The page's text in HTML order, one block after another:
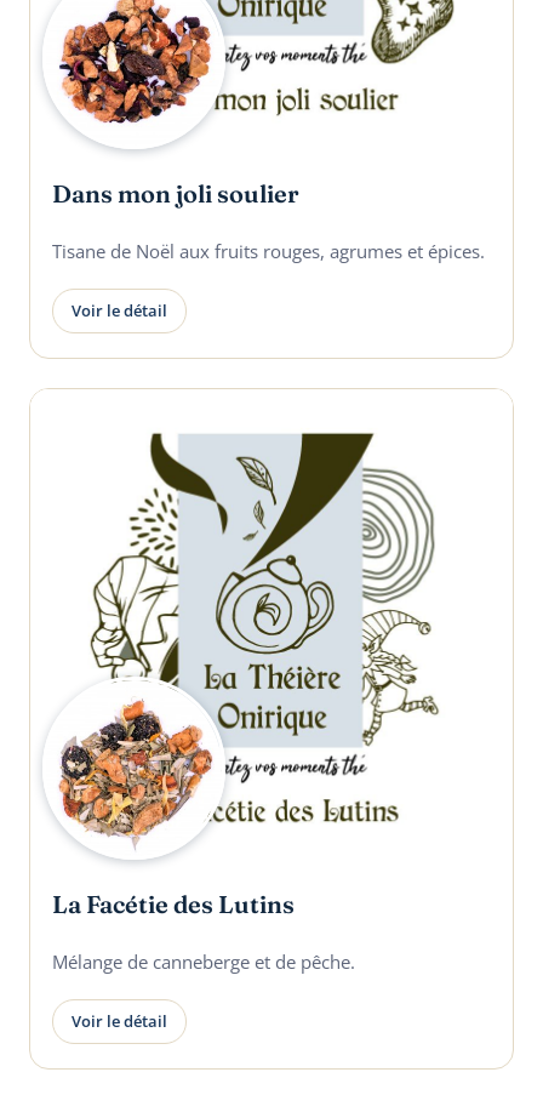
Dans mon joli soulier
Tisane de Noël aux fruits rouges, agrumes et épices.
Voir le détail
La Facétie des Lutins
Mélange de canneberge et de pêche.
Voir le détail